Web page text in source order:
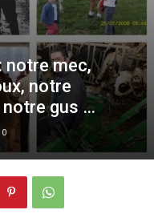
notre mec,
notre
gus …
0